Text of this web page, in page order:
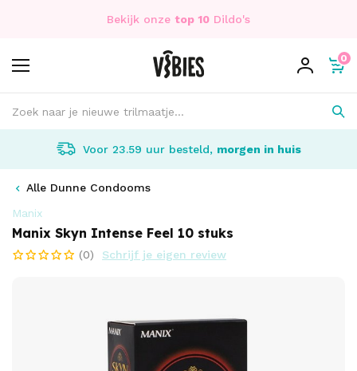
Bekijk onze top 10 Dildo's
0
Voor 23.59 uur besteld, morgen in huis
Alle Dunne Condooms
Manix
Manix Skyn Intense Feel 10 stuks
(0) Schrijf je eigen review